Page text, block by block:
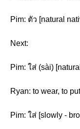
Pim: ตัว [natural
Next:
Pim: ใส่ (sài)
Ryan: to wear, to
Pim: ใส่ [slowly -